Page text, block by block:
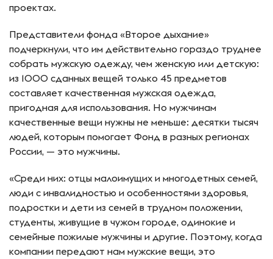
проектах.
Представители фонда «Второе дыхание»
подчеркнули, что им действительно гораздо труднее
собрать мужскую одежду, чем женскую или детскую:
из 1000 сданных вещей только 45 предметов
составляет качественная мужская одежда,
пригодная для использования. Но мужчинам
качественные вещи нужны не меньше: десятки тысяч
людей, которым помогает Фонд в разных регионах
России, — это мужчины.
«Среди них: отцы малоимущих и многодетных семей,
люди с инвалидностью и особенностями здоровья,
подростки и дети из семей в трудном положении,
студенты, живущие в чужом городе, одинокие и
семейные пожилые мужчины и другие. Поэтому, когда
компании передают нам мужские вещи, это